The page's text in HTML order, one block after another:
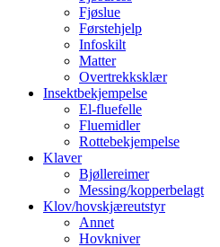
Fjøslue
Førstehjelp
Infoskilt
Matter
Overtrekksklær
Insektbekjempelse
El-fluefelle
Fluemidler
Rottebekjempelse
Klaver
Bjøllereimer
Messing/kopperbelagt
Klov/hovskjæreutstyr
Annet
Hovkniver